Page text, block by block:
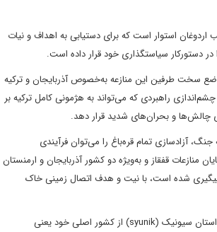
استوار است که برای دستیابی به اهداف و نیات
دستورکار سیاستگذاری خود قرار داده است.
سخت طرفین این منازعه به‌خصوص آذربایجان و ترکیه
راهبردی که می‌تواند به هژمونی کامل ترکیه بر
چالش‌ها و بحران‌های شدید قرار دهد.
آزادسازی تمام قره‌باغ را می‌توان فرآیندی
منازعات قفقاز و به‌ویژه دو کشور آذربایجان و ارمنستان
شده است، با نیت و هدف اتصال زمینی خاک
جمهوری خودمختار نخجوان، بخشی از خاک آذربایجان است که توسط باریکه‌ای از خاک ارمنستان یعنی استان سیونیک (syunik) از کشور اصلی خود یعنی